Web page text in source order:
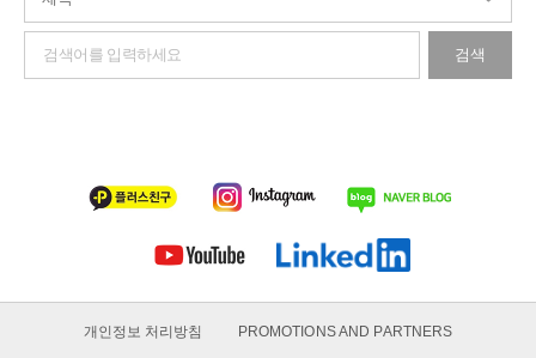
검색
개인정보 처리방침 PROMOTIONS AND PARTNERS